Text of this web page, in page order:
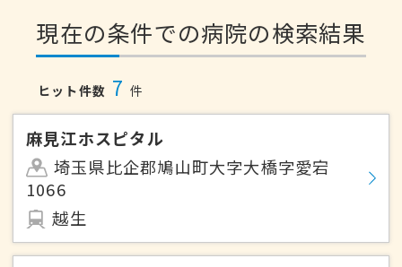
現在の条件での病院の検索結果
ヒット件数 7 件
麻見江ホスピタル
埼玉県比企郡鳩山町大字大橋字愛宕
1066
越生